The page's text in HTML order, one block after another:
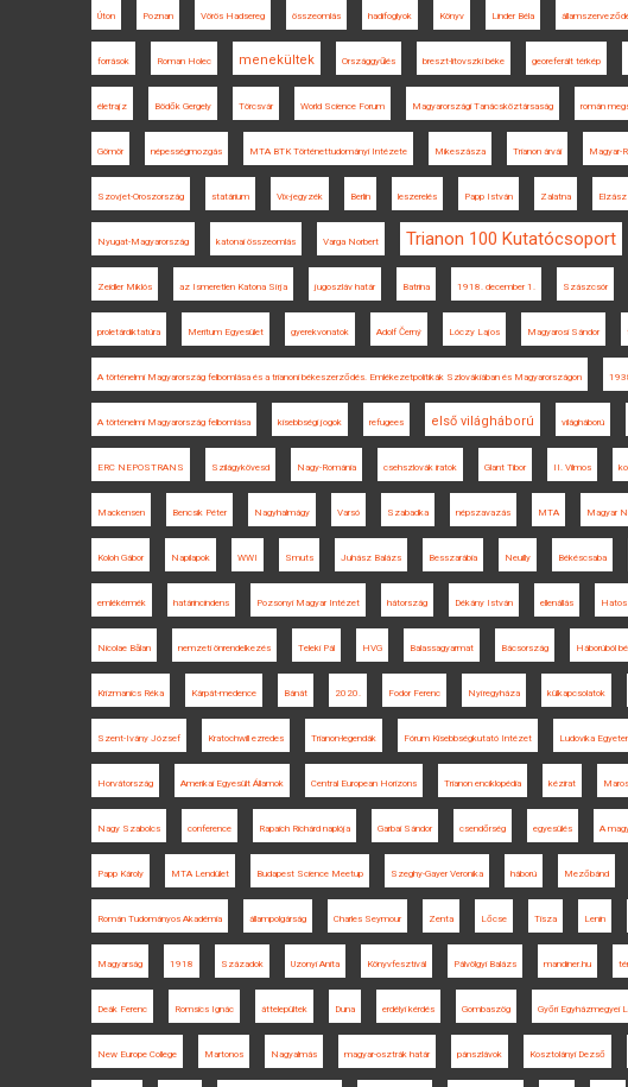
Úton Poznan Vörös Hadsereg összeomlás hadifoglyok Könyv Linder Béla
források Roman Holec menekültek Országgyűlés breszt-litovszki béke georeferált térkép
életrajz Bödők Gergely Törcsvár World Science Forum Magyarországi Tanácsköztársaság román
Gömör népességmozgás MTA BTK Történettudományi Intézete Mikeszásza Trianon árvái Magyar-
Szovjet-Oroszország statárium Vix-jegyzék Berlin leszerelés Papp István Zalatna Elzász
Nyugat-Magyarország katonai összeomlás Varga Norbert Trianon 100 Kutatócsoport
Zeidler Miklós az Ismeretlen Katona Sírja jugoszláv határ Batrina 1918. december 1. Szászcsór
proletárdiktatúra Meritum Egyesület gyerekvonatok Adolf Černý Lóczy Lajos Magyarosi Sándor
A történelmi Magyarország felbomlása és a trianoni békeszerződés. Emlékezetpolitikák Szlovákiában és Magyarországon
A történelmi Magyarország felbomlása kisebbségi jogok refugees első világháború világháború
ERC NEPOSTRANS Szilágykövesd Nagy-Románia csehszlovák iratok Glant Tibor II. Vilmos
Mackensen Bencsik Péter Nagyhalmágy Varsó Szabadka népszavazás MTA Magyar
Koloh Gábor Napilapok WWI Smuts Juhász Balázs Besszarábia Neuilly Békéscsaba
emlékérmék határincindens Pozsonyi Magyar Intézet hátország Dékány István ellenállás Hatos
Nicolae Bălan nemzeti önrendelkezés Teleki Pál HVG Balassagyarmat Bácsország Háborúból
Krizmanics Réka Kárpát-medence Bánát 2020. Fodor Ferenc Nyíregyháza külkapcsolatok
Szent-Ivány József Kratochwill ezredes Trianon-legendák Fórum Kisebbségkutató Intézet Ludovika
Horvátország Amerikai Egyesült Államok Central European Horizons Trianon enciklopédia kézirat
Nagy Szabolcs conference Rapaich Richárd naplója Garbai Sándor csendőrség egyesülés A
Papp Károly MTA Lendület Budapest Science Meetup Szeghy-Gayer Veronika háború Mezőbánd
Román Tudományos Akadémia állampolgárság Charles Seymour Zenta Lőcse Tisza Lenin
Magyarság 1918 Századok Uzonyi Anita Könyvfesztivál Pálvölgyi Balázs mandiner.hu
Deák Ferenc Romsics Ignác áttelepültek Duna erdélyi kérdés Gombaszög Győri Egyházmegyei
New Europe College Martonos Nagyalmás magyar-osztrák határ pánszlávok Kosztolányi Dezső